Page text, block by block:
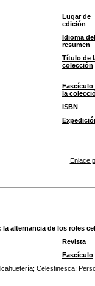
Lugar de
edición
Idioma del
resumen
Título de
colección
Fascículo
la
ISBN
Enlace
alternancia de los roles
Revista
Fascículo
; Celestinesca;